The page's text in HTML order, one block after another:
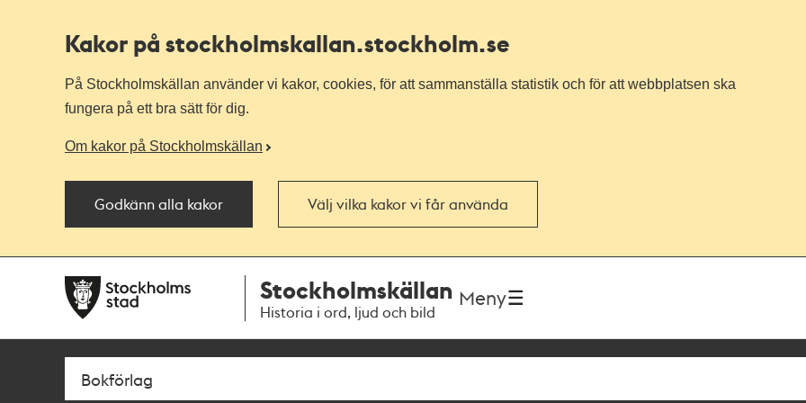
Kakor på stockholmskallan.stockholm.se
På Stockholmskällan använder vi kakor, cookies, för att sammanställa statistik och för att webbplatsen ska
fungera på ett bra sätt för dig.
Om kakor på Stockholmskällan
Godkänn alla kakor Välj vilka kakor vi får använda
navigationen
huvudinnehållet
Stockholmskällan
Historia i ord, ljud och bild
Meny
Sök